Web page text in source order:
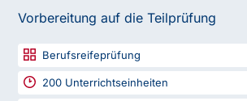
Vorbereitung auf die Teilprüfung
Berufsreifeprüfung
200 Unterrichtseinheiten